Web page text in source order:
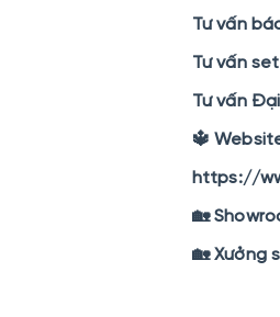
Tư vấn
Tư vấn
Tư vấn
🔱
https://
🏡
🏡 Xưởng